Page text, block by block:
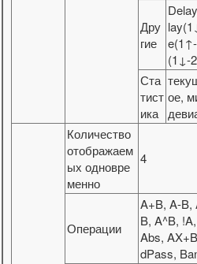
Дру
гие
(1↓-
Ста
тист
ика
ое,
Количество
отображаем
ых одновре
менно
4
Операции
A+B, A-B,
B, A^B,
Abs,
dPass,